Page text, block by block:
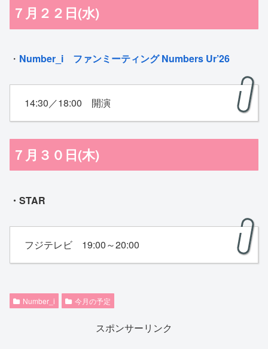
７月２２日(水)
・ Number_i ファンミーティング Numbers Ur’26
14:30／18:00 開演
７月３０日(木)
・STAR
フジテレビ 19:00～20:00
Number_i 今月の予定
スポンサーリンク